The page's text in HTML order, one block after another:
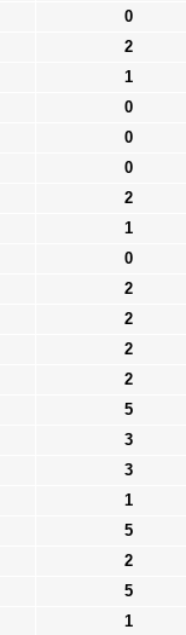
0
2
1
0
0
0
2
1
0
2
2
2
2
5
3
3
1
5
2
5
1